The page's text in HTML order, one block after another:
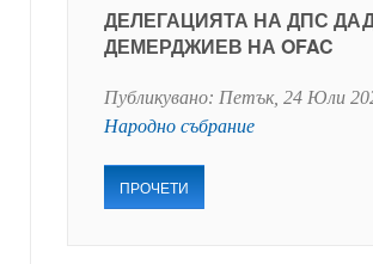
ДЕЛЕГАЦИЯТА НА ДПС
ДЕМЕРДЖИЕВ НА OFAC
Публикувано: Петък, 24 Юли
Народно събрание
ПРОЧЕТИ